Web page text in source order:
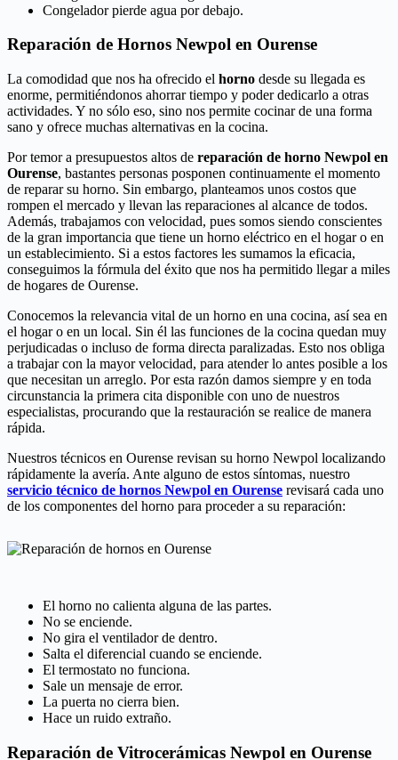
Congelador pierde agua por debajo.
Reparación de Hornos Newpol en Ourense
La comodidad que nos ha ofrecido el horno desde su llegada es
enorme, permitiéndonos ahorrar tiempo y poder dedicarlo a otras
actividades. Y no sólo eso, sino nos permite cocinar de una forma
sano y ofrece muchas alternativas en la cocina.
Por temor a presupuestos altos de reparación de horno Newpol en
Ourense, bastantes personas posponen continuamente el momento
de reparar su horno. Sin embargo, planteamos unos costos que
rompen el mercado y llevan las reparaciones al alcance de todos.
Además, trabajamos con velocidad, pues somos siendo conscientes
de la gran importancia que tiene un horno eléctrico en el hogar o en
un establecimiento. Si a estos factores les sumamos la eficacia,
conseguimos la fórmula del éxito que nos ha permitido llegar a miles
de hogares de Ourense.
Conocemos la relevancia vital de un horno en una cocina, así sea en
el hogar o en un local. Sin él las funciones de la cocina quedan muy
perjudicadas o incluso de forma directa paralizadas. Esto nos obliga
a trabajar con la mayor velocidad, para atender lo antes posible a los
que necesitan un arreglo. Por esta razón damos siempre y en toda
circunstancia la primera cita disponible con uno de nuestros
especialistas, procurando que la restauración se realice de manera
rápida.
Nuestros técnicos en Ourense revisan su horno Newpol localizando
rápidamente la avería. Ante alguno de estos síntomas, nuestro
servicio técnico de hornos Newpol en Ourense revisará cada uno
de los componentes del horno para proceder a su reparación:
El horno no calienta alguna de las partes.
No se enciende.
No gira el ventilador de dentro.
Salta el diferencial cuando se enciende.
El termostato no funciona.
Sale un mensaje de error.
La puerta no cierra bien.
Hace un ruido extraño.
Reparación de Vitrocerámicas Newpol en Ourense